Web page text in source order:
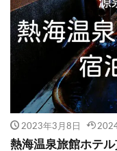
2023年3月8日
熱海温泉旅館ホテ